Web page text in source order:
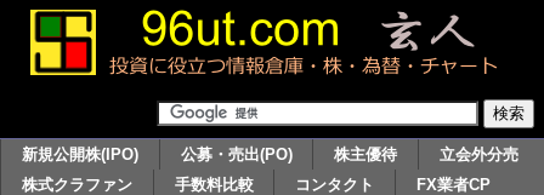
新規公開株(IPO) 公募・売出(PO) 株主優待
立会外分売
株式クラファン
手数料比較 コンタクト
FX業者CP